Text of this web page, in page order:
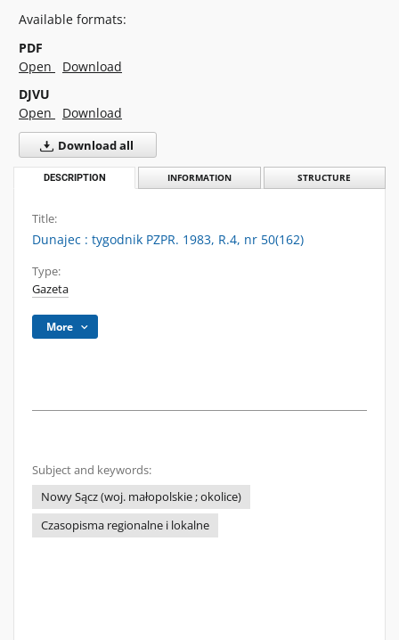
Available formats:
PDF
Open
Download
DJVU
Open
Download
Download all
DESCRIPTION INFORMATION STRUCTURE
Title:
Dunajec : tygodnik PZPR. 1983, R.4, nr 50(162)
Type:
Gazeta
More
Subject and keywords:
Nowy Sącz (woj. małopolskie ; okolice)
Czasopisma regionalne i lokalne